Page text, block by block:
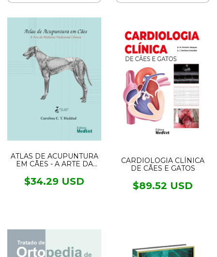
ATLAS DE ACUPUNTURA
EM CÃES - A ARTE DA
CHINESA
$34.29 USD
CARDIOLOGIA CLÍNICA
DE CÃES E GATOS
$89.52 USD